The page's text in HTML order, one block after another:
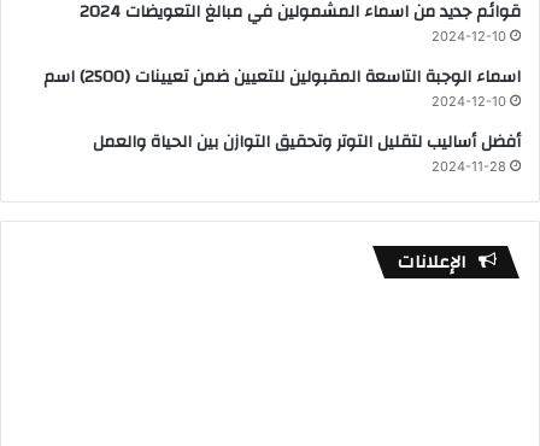
قوائم جديد من اسماء المشمولين في مبالغ التعويضات 2024
2024-12-10
اسماء الوجبة التاسعة المقبولين للتعيين ضمن تعيينات (2500) اسم
2024-12-10
أفضل أساليب لتقليل التوتر وتحقيق التوازن بين الحياة والعمل
2024-11-28
الإعلانات